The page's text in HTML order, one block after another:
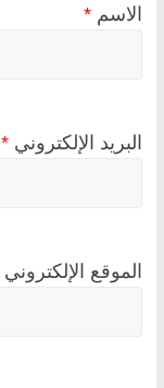
الاسم *
البريد الإلكتروني *
الموقع الإلكتروني